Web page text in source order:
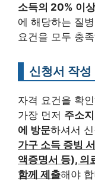
소득의 20% 이상
에 해당하는 질
요건을 모두 충
신청서 작성
자격 요건을 확
가장 먼저 주소
에 방문하셔서
가구 소득 증빙
액증명서 등), 의
함께 제출해야